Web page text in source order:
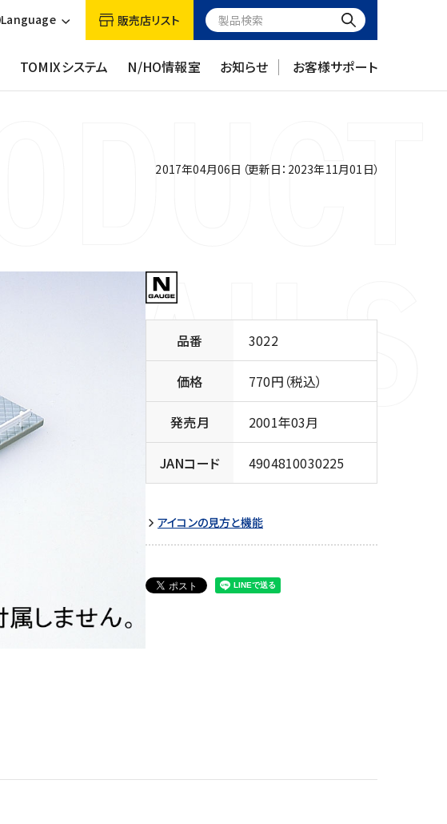
TOMIXシステム N/HO情報室 お知らせ お客様サポート
Language 販売店リスト
2017年04月06日（更新日：2023年11月01日）
品番 3022
価格 770円（税込）
発売月 2001年03月
JANコード 4904810030225
アイコンの見方と機能